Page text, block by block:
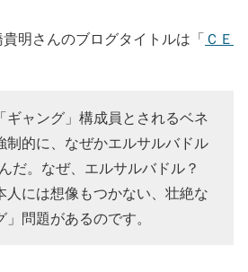
明さんのブログタイトルは「ＣＥ
ギャング」構成員とされるベネ
制的に、なぜかエルサルバドル
だ。なぜ、エルサルバドル？
には想像もつかない、壮絶な
問題があるのです。